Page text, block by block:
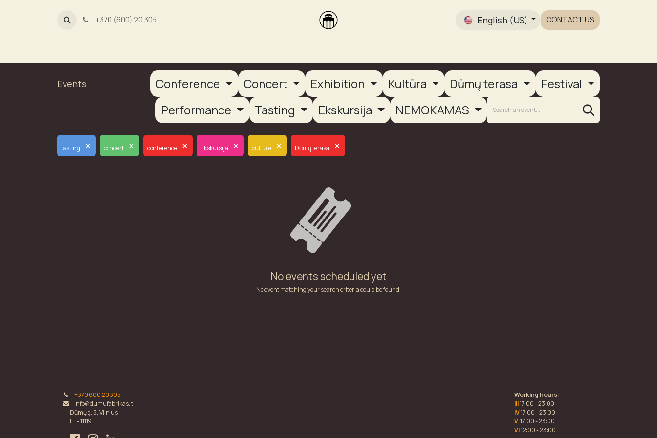
+370 (600) 20 305 English (US) CONTACT US
Events Conference Concert Exhibition Kultūra Dūmų terasa
Festival
Performance
Tasting Ekskursija NEMOKAMAS
tasting × concert × conference × Ekskursija × culture × Dūmų terasa ×
No events scheduled yet
No event matching your search criteria could be found.
+370 600 20 305
info@dumufabrikas.lt
Dūmų g. 5, Vilnius
LT - 11119
Working hours:
III17:00 - 23:00
IV17:00 - 23:00
V 17:00 - 23:00
VI12:00 - 23:00